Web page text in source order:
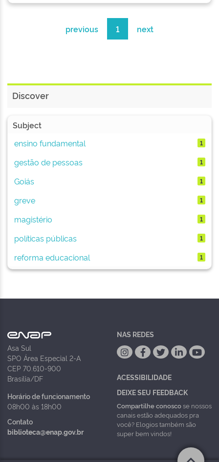
previous 1 next
Discover
Subject
ensino fundamental
1
gestão de pessoas 1
Goiás 1
greve 1
magistério 1
políticas públicas 1
reforma educacional 1
Asa Sul
SPO Área Especial 2-A
CEP 70.610-900
Brasília/DF
Horário de funcionamento
08h00 às 18h00
Contato
biblioteca@enap.gov.br
NAS REDES
ACESSIBILIDADE
DEIXE SEU FEEDBACK
Compartilhe conoscose nossos
canais estão adequados pra
você? Elogios também são
super bem vindos!